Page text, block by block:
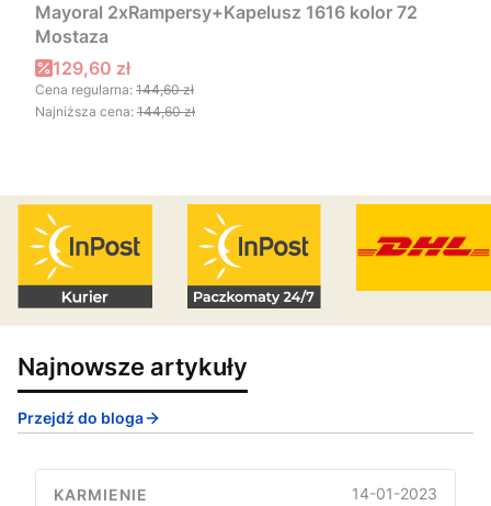
Mayoral 2xRampersy+Kapelusz 1616 kolor 72
Mostaza
Cena promocyjna
129,60 zł
Cena regularna: 144,60 zł
Najniższa cena: 144,60 zł
Najnowsze artykuły
Przejdź do bloga
KARMIENIE 14-01-2023